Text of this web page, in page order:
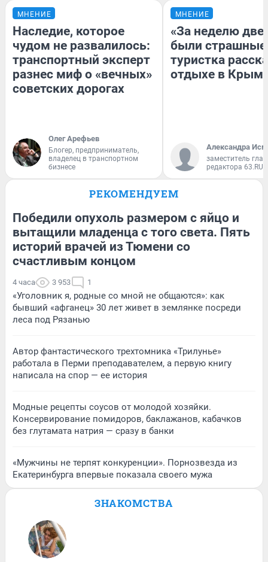
МНЕНИЕ
Наследие, которое
чудом не развалилось:
транспортный эксперт
разнес миф о «вечных»
советских дорогах
Олег Арефьев
Блогер, предприниматель,
владелец в транспортном
бизнесе
МНЕНИЕ
«За неделю две
были
туристка
отдыхе в
Александра
заместитель
редактора 63.RU
РЕКОМЕНДУЕМ
Победили опухоль размером с яйцо и
вытащили младенца с того света. Пять
историй врачей из Тюмени со
счастливым концом
4 часа 3 953 1
«Уголовник я, родные со мной не общаются»: как
бывший «афганец» 30 лет живет в землянке посреди
леса под Рязанью
Автор фантастического трехтомника «Трилунье»
работала в Перми преподавателем, а первую книгу
написала на спор — ее история
Модные рецепты соусов от молодой хозяйки.
Консервирование помидоров, баклажанов, кабачков
без глутамата натрия — сразу в банки
«Мужчины не терпят конкуренции». Порнозвезда из
Екатеринбурга впервые показала своего мужа
ЗНАКОМСТВА